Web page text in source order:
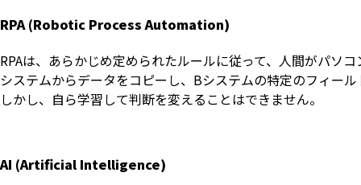
RPA (Robotic Process Automation)
RPAは、あらかじめ定められたルールに従って、人間がパソ
システムからデータをコピーし、Bシステムの特定のフィー
しかし、自ら学習して判断を変えることはできません。
AI (Artificial Intelligence)